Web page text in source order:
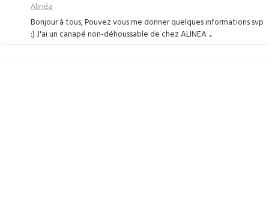
Alinéa
Bonjour à tous, Pouvez vous me donner quelques informations svp
:) J'ai un canapé non-déhoussable de chez ALINEA ...